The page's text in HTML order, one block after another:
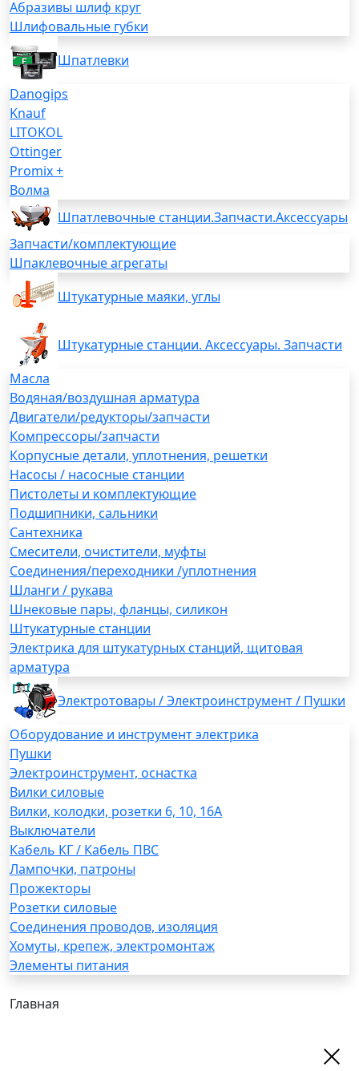
Абразивы шлиф круг
Шлифовальные губки
Шпатлевки
Danogips
Knauf
LITOKOL
Ottinger
Promix +
Волма
Шпатлевочные станции.Запчасти.Аксессуары
Запчасти/комплектующие
Шпаклевочные агрегаты
Штукатурные маяки, углы
Штукатурные станции. Аксессуары. Запчасти
Масла
Водяная/воздушная арматура
Двигатели/редукторы/запчасти
Компрессоры/запчасти
Корпусные детали, уплотнения, решетки
Насосы / насосные станции
Пистолеты и комплектующие
Подшипники, сальники
Сантехника
Смесители, очистители, муфты
Соединения/переходники /уплотнения
Шланги / рукава
Шнековые пары, фланцы, силикон
Штукатурные станции
Электрика для штукатурных станций, щитовая
арматура
Электротовары / Электроинструмент / Пушки
Оборудование и инструмент электрика
Пушки
Электроинструмент, оснастка
Вилки силовые
Вилки, колодки, розетки 6, 10, 16А
Выключатели
Кабель КГ / Кабель ПВС
Лампочки, патроны
Прожекторы
Розетки силовые
Соединения проводов, изоляция
Хомуты, крепеж, электромонтаж
Элементы питания
Главная